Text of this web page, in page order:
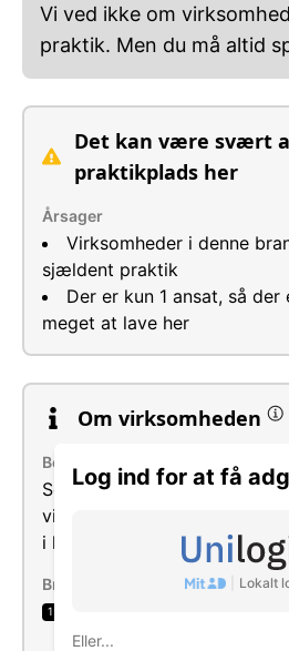
Log ind for at få
Lokalt
Eller...
Vi ved ikke om
praktik. Men du må altid
Det kan være svært
praktikplads her
Årsager
Virksomheder i denne
sjældent praktik
Der er kun 1 ansat, så der
meget at lave her
Om virksomheden
Beskrivelse
Selskabets formål er at drive
virksomhedsrådgivning,
i hermed stående
Brancher
1
ledelsesrådgivning